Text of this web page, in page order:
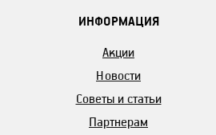
ИНФОРМАЦИЯ
Акции
Новости
Советы и статьи
Партнерам